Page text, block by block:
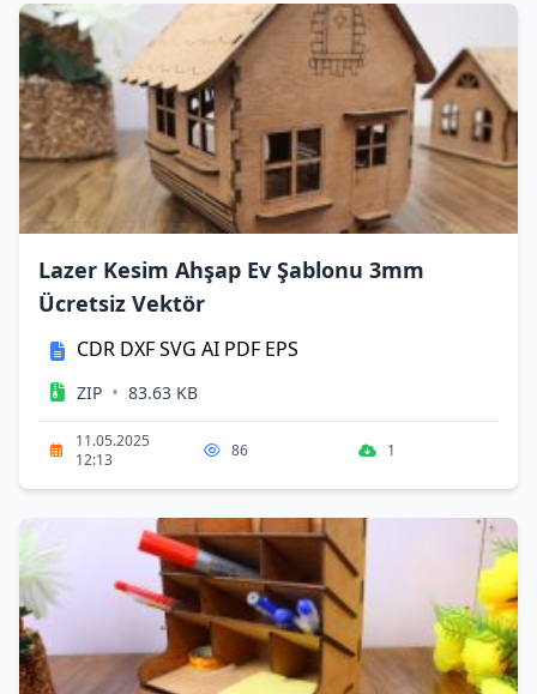
Lazer Kesim Ahşap Ev Şablonu 3mm
Ücretsiz Vektör
CDR DXFSVG AI PDF EPS
ZIP • 83.63 KB
11.05.2025
12:13
86 1